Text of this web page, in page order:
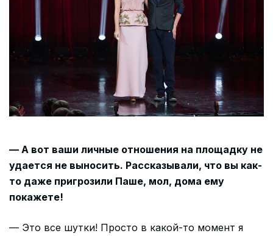
— А вот ваши личные отношения на площадку не
удается не выносить. Рассказывали, что вы как-
то даже пригрозили Паше, мол, дома ему
покажете!
— Это все шутки! Просто в какой-то момент я